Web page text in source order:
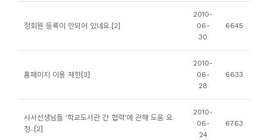
정회원 등록이 안되어 있네요.[2]
2010-
06-
30
6645
홈페이지 이용 제한[3]
2010-
06-
28
6633
사서선생님들 '학교도서관 간 협력'에 관해 도움 요
청..[2]
2010-
06-
24
6763
자
개